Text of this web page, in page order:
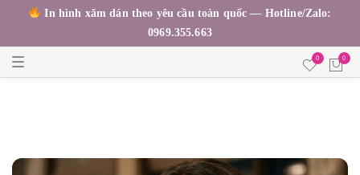
In hình xăm dán theo yêu cầu toàn quốc — Hotline/Zalo:
0969.355.663
T
v
0 0